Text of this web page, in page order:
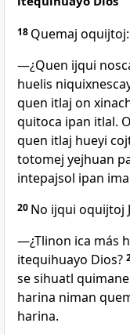
18 Quemaj oquijtoj:
―¿Quen ijqui
huelis
quen itlaj on
quitoca ipan itlal.
quen itlaj hueyi
totomej yejhuan
intepajsol ipan
20 No ijqui oquijtoj
―¿Tlinon ica más
itequihuayo Dios?
se sihuatl
harina niman
harina.